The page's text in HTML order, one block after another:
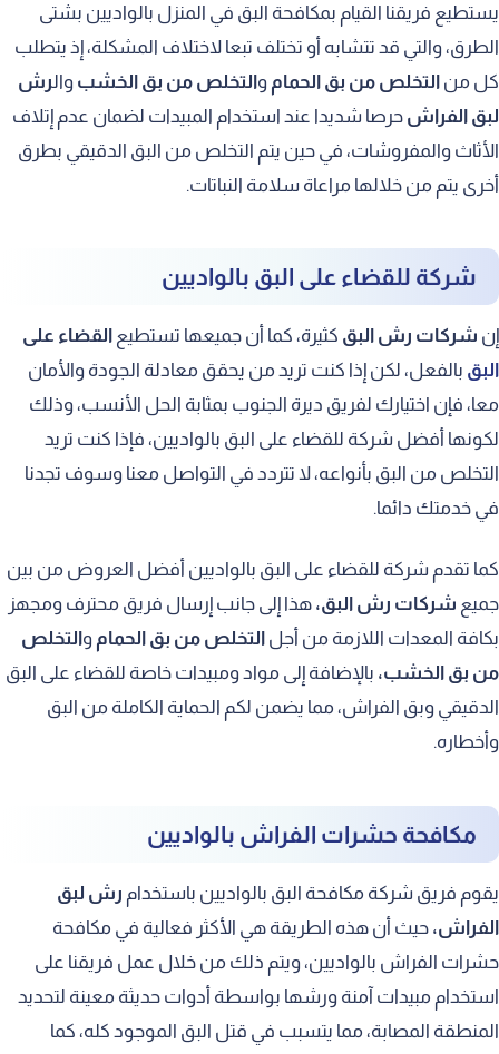
يستطيع فريقنا القيام بمكافحة البق في المنزل بالواديين بشتى
الطرق، والتي قد تتشابه أو تختلف تبعا لاختلاف المشكلة، إذ يتطلب
كل من التخلص من بق الحمام والتخلص من بق الخشب والرش
لبق الفراش حرصا شديدا عند استخدام المبيدات لضمان عدم إتلاف
الأثاث والمفروشات، في حين يتم التخلص من البق الدقيقي بطرق
أخرى يتم من خلالها مراعاة سلامة النباتات.
شركة للقضاء على البق بالواديين
إن شركات رش البق كثيرة، كما أن جميعها تستطيع القضاء على
البق بالفعل، لكن إذا كنت تريد من يحقق معادلة الجودة والأمان
معا، فإن اختيارك لفريق ديرة الجنوب بمثابة الحل الأنسب، وذلك
لكونها أفضل شركة للقضاء على البق بالواديين، فإذا كنت تريد
التخلص من البق بأنواعه، لا تتردد في التواصل معنا وسوف تجدنا
في خدمتك دائما.
كما تقدم شركة للقضاء على البق بالواديين أفضل العروض من بين
جميع شركات رش البق، هذا إلى جانب إرسال فريق محترف ومجهز
بكافة المعدات اللازمة من أجل التخلص من بق الحمام و التخلص
من بق الخشب، بالإضافة إلى مواد ومبيدات خاصة للقضاء على البق
الدقيقي وبق الفراش، مما يضمن لكم الحماية الكاملة من البق
وأخطاره.
مكافحة حشرات الفراش بالواديين
يقوم فريق شركة مكافحة البق بالواديين باستخدام رش لبق
الفراش، حيث أن هذه الطريقة هي الأكثر فعالية في مكافحة
حشرات الفراش بالواديين، ويتم ذلك من خلال عمل فريقنا على
استخدام مبيدات آمنة ورشها بواسطة أدوات حديثة معينة لتحديد
المنطقة المصابة، مما يتسبب في قتل البق الموجود كله، كما